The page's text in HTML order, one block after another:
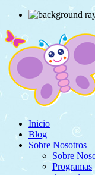
Inicio
Blog
Sobre Nosotros
Sobre
Programas